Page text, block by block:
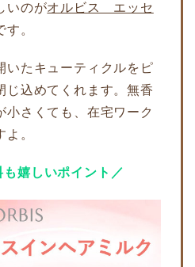
いのがオルビス エッセ
す。
いたキューティクルをピ
じ込めてくれます。無香
小さくても、在宅ワーク
。
も嬉しいポイント／